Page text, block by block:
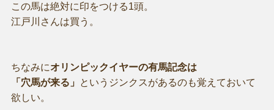
この馬は絶対に印をつける1頭。
江戸川さんは買う。
ちなみにオリンピックイヤーの有馬記念は
「穴馬が来る」 というジンクスがあるのも覚えておいて
欲しい。